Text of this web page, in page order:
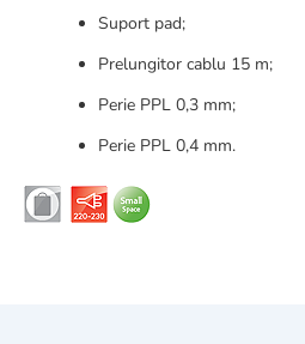
Suport pad;
Prelungitor cablu 15 m;
Perie PPL 0,3 mm;
Perie PPL 0,4 mm.